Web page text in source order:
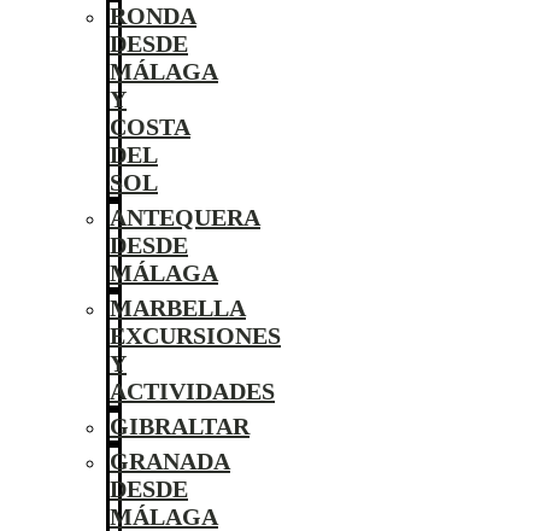
RONDA
DESDE
MÁLAGA
Y
COSTA
DEL
SOL
ANTEQUERA
DESDE
MÁLAGA
MARBELLA
EXCURSIONES
Y
ACTIVIDADES
GIBRALTAR
GRANADA
DESDE
MÁLAGA